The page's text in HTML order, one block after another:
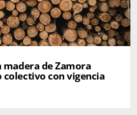
de Zamora
colectivo con vigencia